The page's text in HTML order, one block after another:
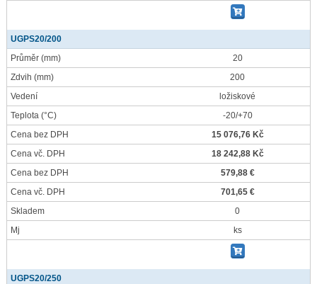
UGPS20/200
Průměr (mm)
20
Zdvih (mm)
200
Vedení
ložiskové
Teplota (°C)
-20/+70
Cena bez DPH
15 076,76 Kč
Cena vč. DPH
18 242,88 Kč
Cena bez DPH
579,88 €
Cena vč. DPH
701,65 €
Skladem
0
Mj
ks
UGPS20/250